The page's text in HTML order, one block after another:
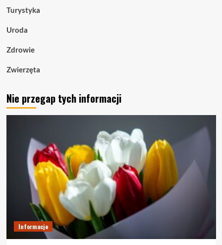
Turystyka
Uroda
Zdrowie
Zwierzęta
Nie przegap tych informacji
Informacje